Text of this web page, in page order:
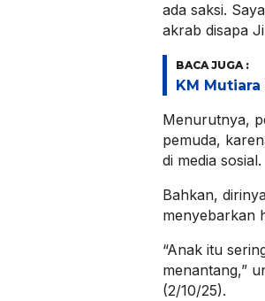
ada saksi.
akrab disapa
BACA JUGA :
KM
Menurutnya,
pemuda,
di media sosial.
Bahkan,
menyebarkan
“Anak itu
menantang,”
(2/10/25).